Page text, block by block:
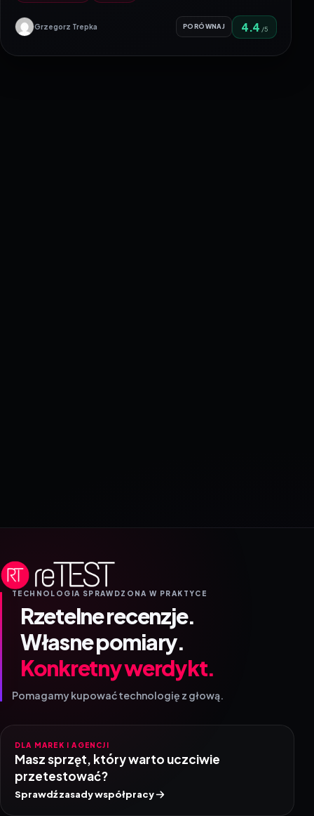
Grzegorz Trepka PORÓWNAJ 4.4 /5
TECHNOLOGIA SPRAWDZONA W PRAKTYCE
Rzetelne recenzje.
Własne pomiary.
Konkretny werdykt.
Pomagamy kupować technologię z głową.
DLA MAREK I AGENCJI
Masz sprzęt, który warto uczciwie
przetestować?
Sprawdź zasady współpracy